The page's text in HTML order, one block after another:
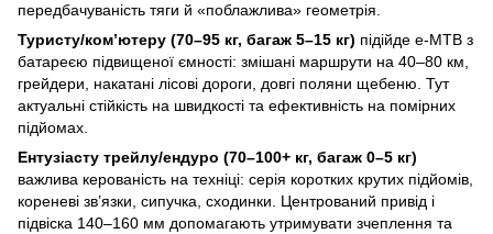
передбачуваність тяги й «поблажлива» геометрія.
Туристу/ком’ютеру (70–95 кг, багаж 5–15 кг) підійде e-MTB з
батареєю підвищеної ємності: змішані маршрути на 40–80 км,
грейдери, накатані лісові дороги, довгі поляни щебеню. Тут
актуальні стійкість на швидкості та ефективність на помірних
підйомах.
Ентузіасту трейлу/ендуро (70–100+ кг, багаж 0–5 кг)
важлива керованість на техніці: серія коротких крутих підйомів,
кореневі зв’язки, сипучка, сходинки. Центрований привід і
підвіска 140–160 мм допомагають утримувати зчеплення та